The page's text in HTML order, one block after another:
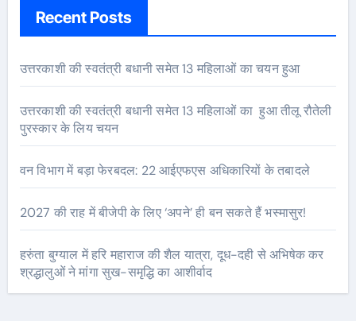
Recent Posts
उत्तरकाशी की स्वतंत्री बधानी समेत 13 महिलाओं का चयन हुआ
उत्तरकाशी की स्वतंत्री बधानी समेत 13 महिलाओं का हुआ तीलू रौतेली
पुरस्कार के लिय चयन
वन विभाग में बड़ा फेरबदल: 22 आईएफएस अधिकारियों के तबादले
2027 की राह में बीजेपी के लिए ‘अपने’ ही बन सकते हैं भस्मासुर!
हरुंता बुग्याल में हरि महाराज की शैल यात्रा, दूध-दही से अभिषेक कर
श्रद्धालुओं ने मांगा सुख-समृद्धि का आशीर्वाद